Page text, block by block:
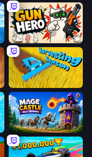
Gun Hero: Cat Survival
Harvesting Season
Mage Castle Idle Defense